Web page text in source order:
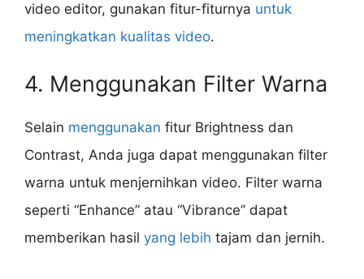
video editor, gunakan fitur-fiturnya untuk
meningkatkan kualitas video.
4. Menggunakan Filter Warna
Selain menggunakan fitur Brightness dan
Contrast, Anda juga dapat menggunakan filter
warna untuk menjernihkan video. Filter warna
seperti “Enhance” atau “Vibrance” dapat
memberikan hasil yang lebih tajam dan jernih.